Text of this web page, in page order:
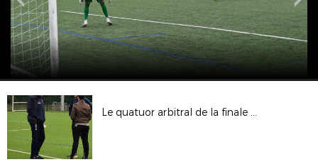
Le quatuor arbitral de la finale de Coupe de France en préparation à Morfondé